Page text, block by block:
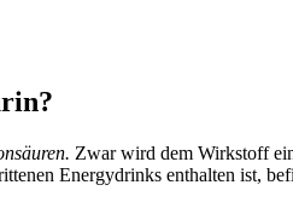
Zwar wird dem Wirkstoff
Energydrinks enthalten ist,